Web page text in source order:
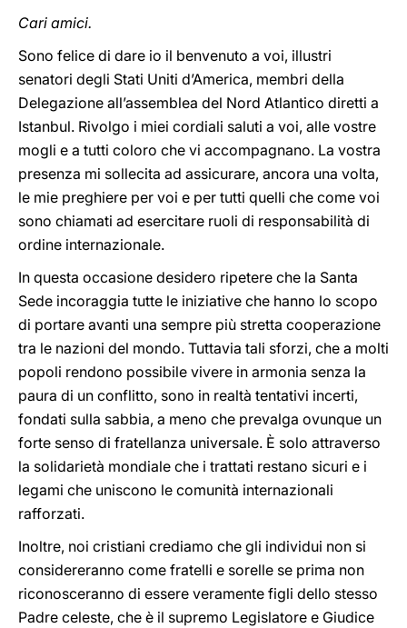
Cari amici.
Sono felice di dare io il benvenuto a voi, illustri
senatori degli Stati Uniti d’America, membri della
Delegazione all’assemblea del Nord Atlantico diretti a
Istanbul. Rivolgo i miei cordiali saluti a voi, alle vostre
mogli e a tutti coloro che vi accompagnano. La vostra
presenza mi sollecita ad assicurare, ancora una volta,
le mie preghiere per voi e per tutti quelli che come voi
sono chiamati ad esercitare ruoli di responsabilità di
ordine internazionale.
In questa occasione desidero ripetere che la Santa
Sede incoraggia tutte le iniziative che hanno lo scopo
di portare avanti una sempre più stretta cooperazione
tra le nazioni del mondo. Tuttavia tali sforzi, che a molti
popoli rendono possibile vivere in armonia senza la
paura di un conflitto, sono in realtà tentativi incerti,
fondati sulla sabbia, a meno che prevalga ovunque un
forte senso di fratellanza universale. È solo attraverso
la solidarietà mondiale che i trattati restano sicuri e i
legami che uniscono le comunità internazionali
rafforzati.
Inoltre, noi cristiani crediamo che gli individui non si
considereranno come fratelli e sorelle se prima non
riconosceranno di essere veramente figli dello stesso
Padre celeste, che è il supremo Legislatore e Giudice